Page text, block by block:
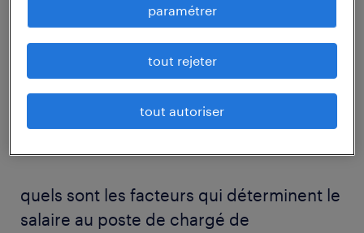
années d'expérience, il peut rapidement
atteindre 3000 € bruts, soit plus de 2300 €
nets mensuels. En fin de carrière, un chargé
de communication très qualifié peut espérer
gagner plus de 4500 € bruts par mois, soit
quels sont les facteurs qui déterminent le
salaire au poste de chargé de
paramétrer
tout rejeter
tout autoriser